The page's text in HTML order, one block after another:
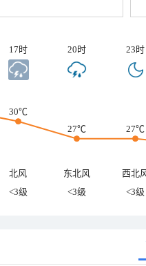
17时 20时 23时
30℃
27℃
27℃
北风 东北风
西北
<3级 <3级 <3级